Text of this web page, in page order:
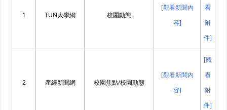
1 TUN大學網 校園動態
[觀看新聞內
容]
看
附
件]
2 產經新聞網 校園焦點/校園動態
[觀看新聞內
容]
[觀
看
附
件]